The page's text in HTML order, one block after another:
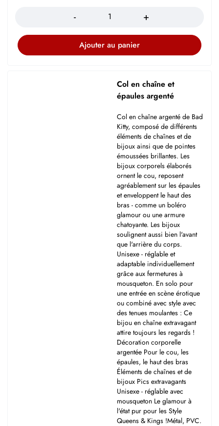
Ajouter au panier
Col en chaîne et
épaules argenté
Col en chaîne argenté de Bad
Kitty, composé de différents
éléments de chaînes et de
bijoux ainsi que de pointes
émoussées brillantes. Les
bijoux corporels élaborés
ornent le cou, reposent
agréablement sur les épaules
et enveloppent le haut des
bras - comme un boléro
glamour ou une armure
chatoyante. Les bijoux
soulignent aussi bien l'avant
que l'arrière du corps.
Unisexe - réglable et
adaptable individuellement
grâce aux fermetures à
mousqueton. En solo pour
une entrée en scène érotique
ou combiné avec style avec
des tenues moulantes : Ce
bijou en chaîne extravagant
attire toujours les regards !
Décoration corporelle
argentée Pour le cou, les
épaules, le haut des bras
Éléments de chaînes et de
bijoux Pics extravagants
Unisexe - réglable avec
mousqueton Le glamour à
l'état pur pour les Style
Queens & Kings !Métal, PVC.